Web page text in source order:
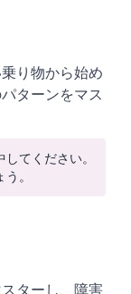
り物から始め
ターンをマス
てください。
。
ターし、障害